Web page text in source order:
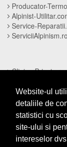
Website-ul
detaliile de
statistici cu
site-ului si
intereselor
Producator-
Alpinist-
Service-
ServiciiAlpinism.ro
Clinica-Privata.ro
Cabinet-